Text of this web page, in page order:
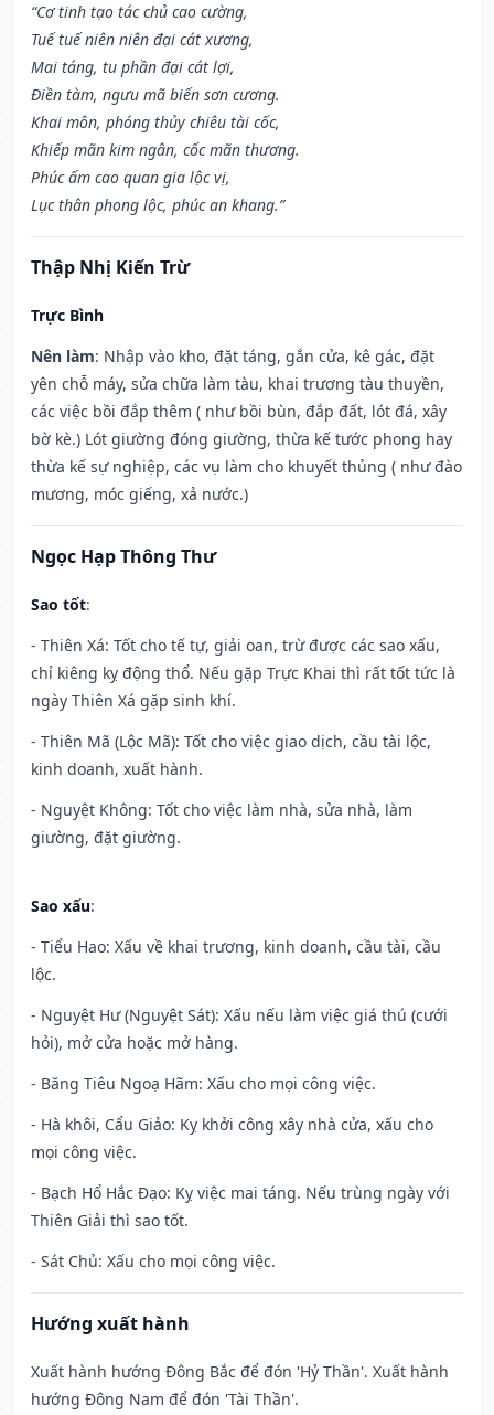
“Cơ tinh tạo tác chủ cao cường,
Tuế tuế niên niên đại cát xương,
Mai táng, tu phần đại cát lợi,
Điền tàm, ngưu mã biến sơn cương.
Khai môn, phóng thủy chiêu tài cốc,
Khiếp mãn kim ngân, cốc mãn thương.
Phúc ấm cao quan gia lộc vị,
Lục thân phong lộc, phúc an khang.”
Thập Nhị Kiến Trừ
Trực Bình
Nên làm: Nhập vào kho, đặt táng, gắn cửa, kê gác, đặt
yên chỗ máy, sửa chữa làm tàu, khai trương tàu thuyền,
các việc bồi đắp thêm ( như bồi bùn, đắp đất, lót đá, xây
bờ kè.) Lót giường đóng giường, thừa kế tước phong hay
thừa kế sự nghiệp, các vụ làm cho khuyết thủng ( như đào
mương, móc giếng, xả nước.)
Ngọc Hạp Thông Thư
Sao tốt:
- Thiên Xá: Tốt cho tế tự, giải oan, trừ được các sao xấu,
chỉ kiêng kỵ động thổ. Nếu gặp Trực Khai thì rất tốt tức là
ngày Thiên Xá gặp sinh khí.
- Thiên Mã (Lộc Mã): Tốt cho việc giao dịch, cầu tài lộc,
kinh doanh, xuất hành.
- Nguyệt Không: Tốt cho việc làm nhà, sửa nhà, làm
giường, đặt giường.
Sao xấu:
- Tiểu Hao: Xấu về khai trương, kinh doanh, cầu tài, cầu
lộc.
- Nguyệt Hư (Nguyệt Sát): Xấu nếu làm việc giá thú (cưới
hỏi), mở cửa hoặc mở hàng.
- Băng Tiêu Ngoạ Hãm: Xấu cho mọi công việc.
- Hà khôi, Cẩu Giảo: Kỵ khởi công xây nhà cửa, xấu cho
mọi công việc.
- Bạch Hổ Hắc Đạo: Kỵ việc mai táng. Nếu trùng ngày với
Thiên Giải thì sao tốt.
- Sát Chủ: Xấu cho mọi công việc.
Hướng xuất hành
Xuất hành hướng Đông Bắc để đón 'Hỷ Thần'. Xuất hành
hướng Đông Nam để đón 'Tài Thần'.